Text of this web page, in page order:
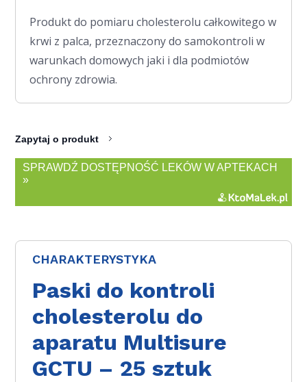
Produkt do pomiaru cholesterolu całkowitego w
krwi z palca, przeznaczony do samokontroli w
warunkach domowych jaki i dla podmiotów
ochrony zdrowia.
Zapytaj o produkt
SPRAWDŹ DOSTĘPNOŚĆ LEKÓW W APTEKACH
»
CHARAKTERYSTYKA
Paski do kontroli
cholesterolu do
aparatu Multisure
GCTU – 25 sztuk